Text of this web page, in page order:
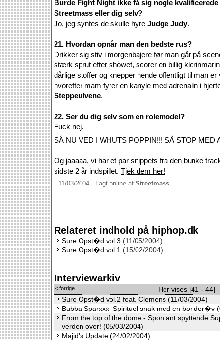
Burde Fight Night ikke få sig nogle
Streetmass eller dig selv?
Jo, jeg syntes de skulle hyre Judge Judy.
21. Hvordan opnår man den bedste rus?
Drikker sig stiv i morgenbajere før man går på
stærk sprut efter showet, scorer en billig
dårlige stoffer og knepper hende offentligt til man er
hvorefter mam fyrer en kanyle med adrenalin i
Steppeulvene.
22. Ser du dig selv som en rolemodel?
Fuck nej.
SÅ NU VED I WHUTS POPPIN!!! SÅ STOP MED
Og jaaaaa, vi har et par snippets fra den bunke
sidste 2 år indspillet. Tjek dem her!
11/03/2004 - Lagt online af Streetmass
Relateret indhold på hiphop.dk
Sure Opst�d vol.3 (11/05/2004)
Sure Opst�d vol.1 (15/02/2004)
Interviewarkiv
< forrige
Her vises [41 - 44]
Sure Opst�d vol.2 feat. Clemens (11/03/2004)
Bubba Sparxxx: Spirituel snak med en bonder�v
From the top of the dome - Spontant spyttende
verden over! (05/03/2004)
Majid's Update (24/02/2004)